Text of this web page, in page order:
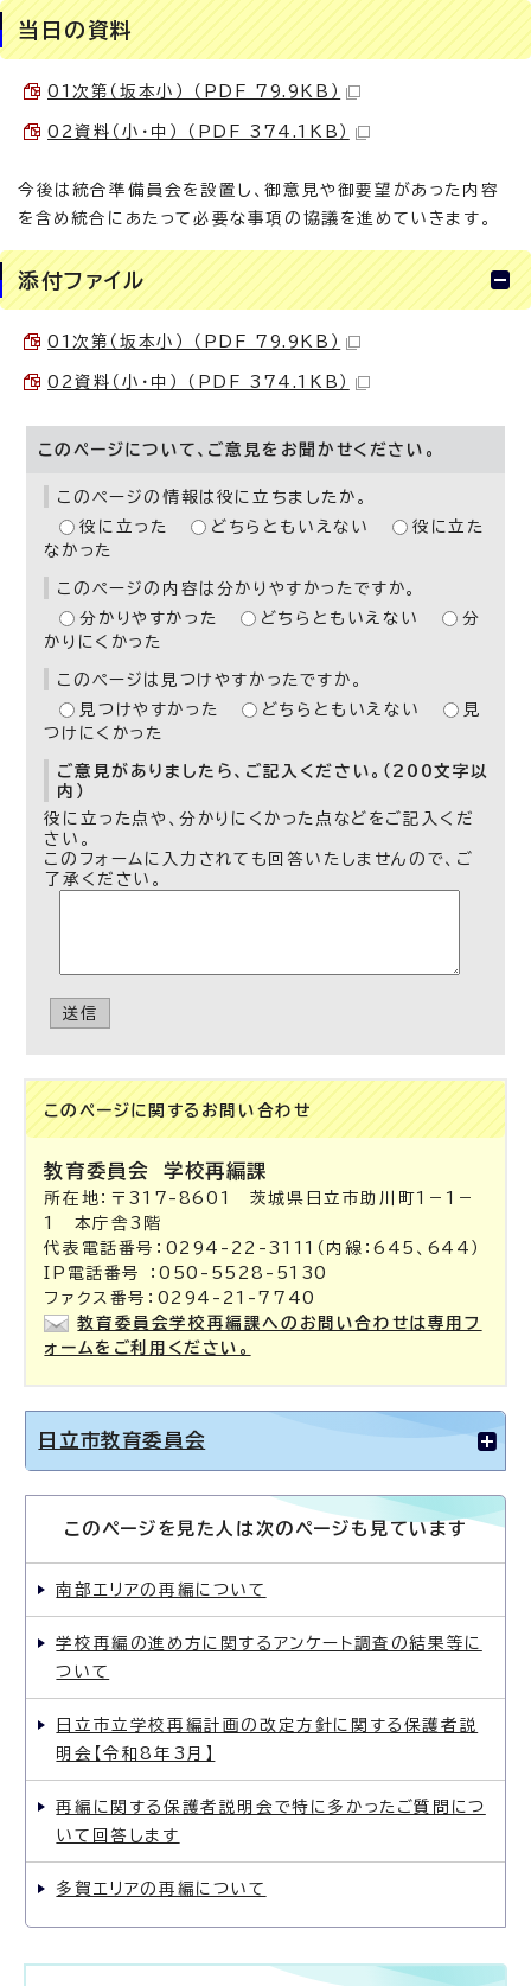
当日の資料
01次第（坂本小） （PDF 79.9KB）
02資料（小・中） （PDF 374.1KB）
今後は統合準備員会を設置し、御意見や御要望があった内容
を含め統合にあたって必要な事項の協議を進めていきます。
添付ファイル
01次第（坂本小） （PDF 79.9KB）
02資料（小・中） （PDF 374.1KB）
このページについて、ご意見をお聞かせください。
このページの情報は役に立ちましたか。
役に立った
どちらともいえない
役に立た
なかった
このページの内容は分かりやすかったですか。
分かりやすかった
どちらともいえない
分
かりにくかった
このページは見つけやすかったですか。
見つけやすかった
どちらともいえない
見
つけにくかった
ご意見がありましたら、ご記入ください。（200文字以
内）
役に立った点や、分かりにくかった点などをご記入くだ
さい。
このフォームに入力されても回答いたしませんので、ご
了承ください。
送信
このページに関する お問い合わせ
教育委員会学校再編課
所在地：〒317-8601 茨城県日立市助川町1－1－
1 本庁舎3階
代表電話番号：0294-22-3111（内線：645、644）
IP電話番号 ：050-5528-5130
ファクス番号：0294-21-7740
教育委員会学校再編課へのお問い合わせは専用フ
ォームをご利用ください。
日立市教育委員会
このページを見た人は次のページも見ています
南部エリアの再編について
学校再編の進め方に関するアンケート調査の結果等に
ついて
日立市立学校再編計画の改定方針に関する保護者説
明会【令和8年3月】
再編に関する保護者説明会で特に多かったご質問につ
いて回答します
多賀エリアの再編について